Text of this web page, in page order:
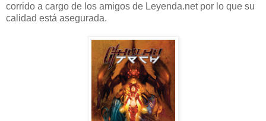
corrido a cargo de los amigos de Leyenda.net por lo que su
calidad está asegurada.